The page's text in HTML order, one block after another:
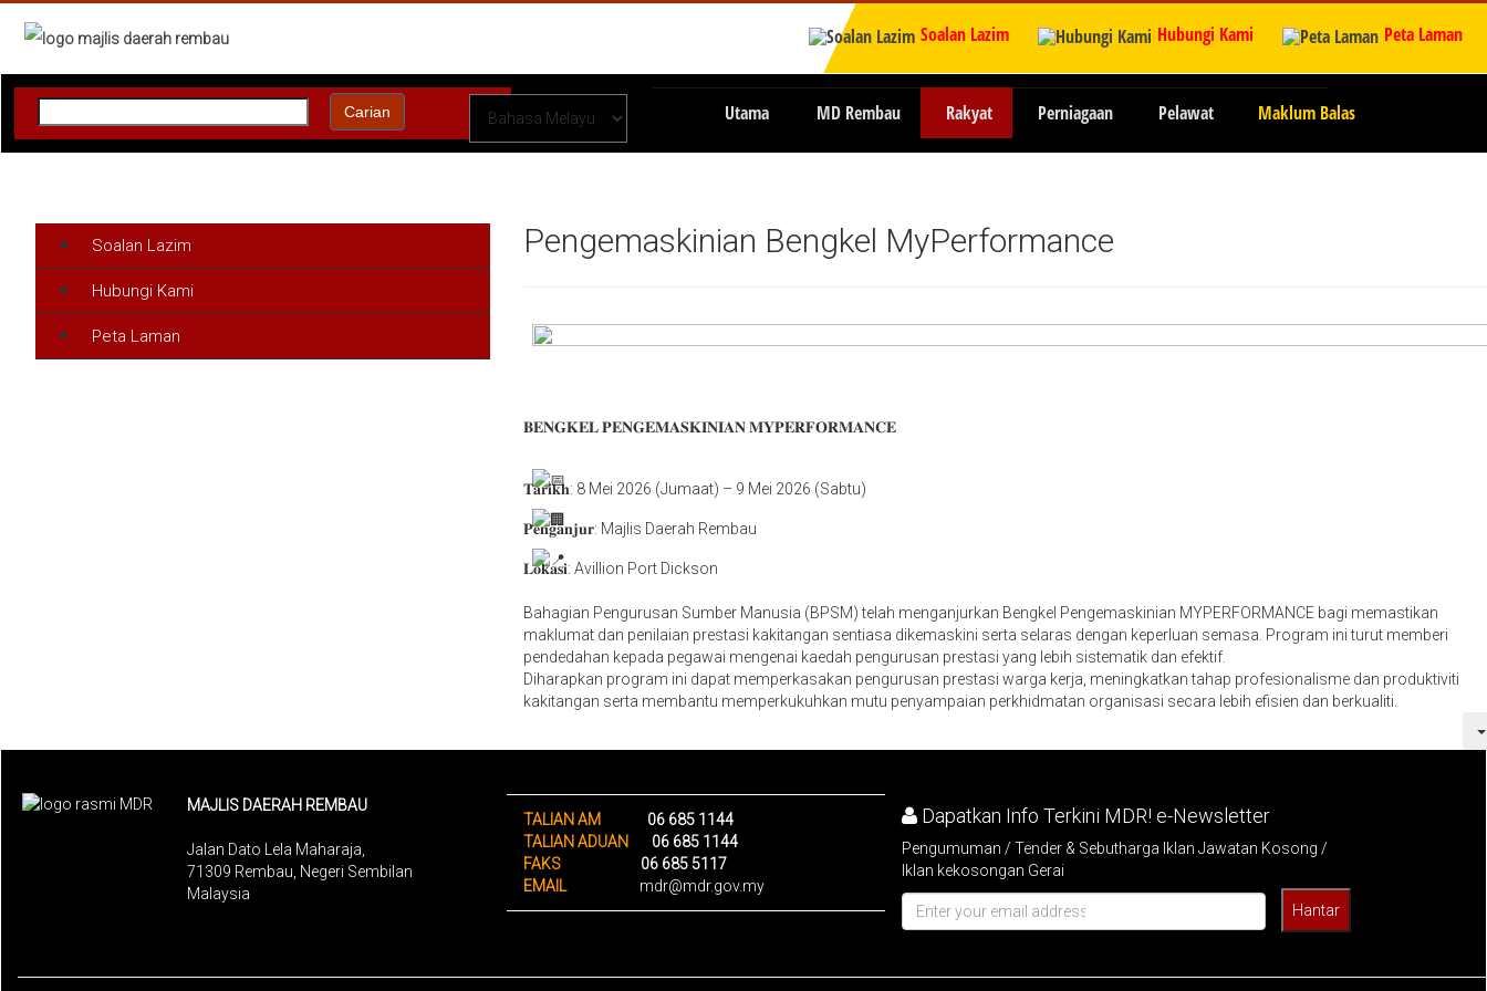
Soalan Lazim Hubungi Kami Peta Laman
: Carian Utama MD Rembau Rakyat Perniagaan Pelawat Maklum Balas
Soalan Lazim
Hubungi Kami
Peta Laman
Pengemaskinian Bengkel MyPerformance
𝐁𝐄𝐍𝐆𝐊𝐄𝐋 𝐏𝐄𝐍𝐆𝐄𝐌𝐀𝐒𝐊𝐈𝐍𝐈𝐀𝐍 𝐌𝐘𝐏𝐄𝐑𝐅𝐎𝐑𝐌𝐀𝐍𝐂𝐄
𝐓𝐚𝐫𝐢𝐤𝐡: 8 Mei 2026 (Jumaat) – 9 Mei 2026 (Sabtu)
𝐏𝐞𝐧𝐠𝐚𝐧𝐣𝐮𝐫: Majlis Daerah Rembau
𝐋𝐨𝐤𝐚𝐬𝐢: Avillion Port Dickson
Bahagian Pengurusan Sumber Manusia (BPSM) telah menganjurkan Bengkel Pengemaskinian MYPERFORMANCE bagi memastikan
maklumat dan penilaian prestasi kakitangan sentiasa dikemaskini serta selaras dengan keperluan semasa. Program ini turut memberi
pendedahan kepada pegawai mengenai kaedah pengurusan prestasi yang lebih sistematik dan efektif.
Diharapkan program ini dapat memperkasakan pengurusan prestasi warga kerja, meningkatkan tahap profesionalisme dan produktiviti
kakitangan serta membantu memperkukuhkan mutu penyampaian perkhidmatan organisasi secara lebih efisien dan berkualiti.
MAJLIS DAERAH REMBAU
Jalan Dato Lela Maharaja,
71309 Rembau, Negeri Sembilan
Malaysia
TALIAN AM
06 685 1144
TALIAN ADUAN
06 685 1144
FAKS
06 685 5117
EMAIL
mdr@mdr.gov.my
Dapatkan Info Terkini MDR! e-Newsletter
Pengumuman / Tender & Sebutharga Iklan Jawatan Kosong /
Iklan kekosongan Gerai
Hantar